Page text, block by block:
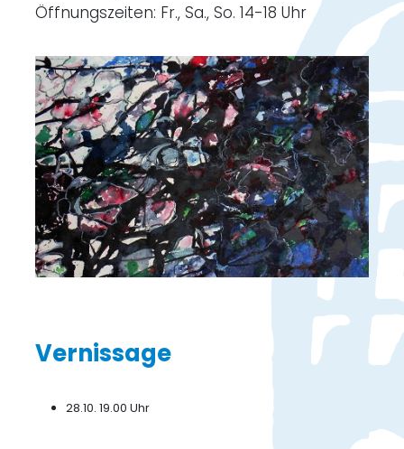
Öffnungszeiten: Fr., Sa., So. 14-18 Uhr
Vernissage
28.10. 19.00 Uhr